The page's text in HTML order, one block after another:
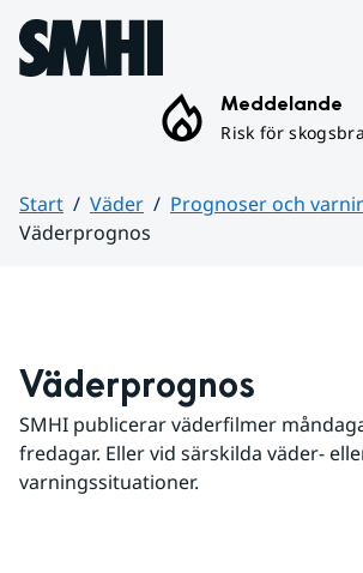
Hoppa till sidans innehåll
Meddelande
Risk för
Start Väder
Prognoser och
Väderprognos
Väderprognos
SMHI publicerar väderfilmer
fredagar. Eller vid särskilda väder-
varningssituationer.